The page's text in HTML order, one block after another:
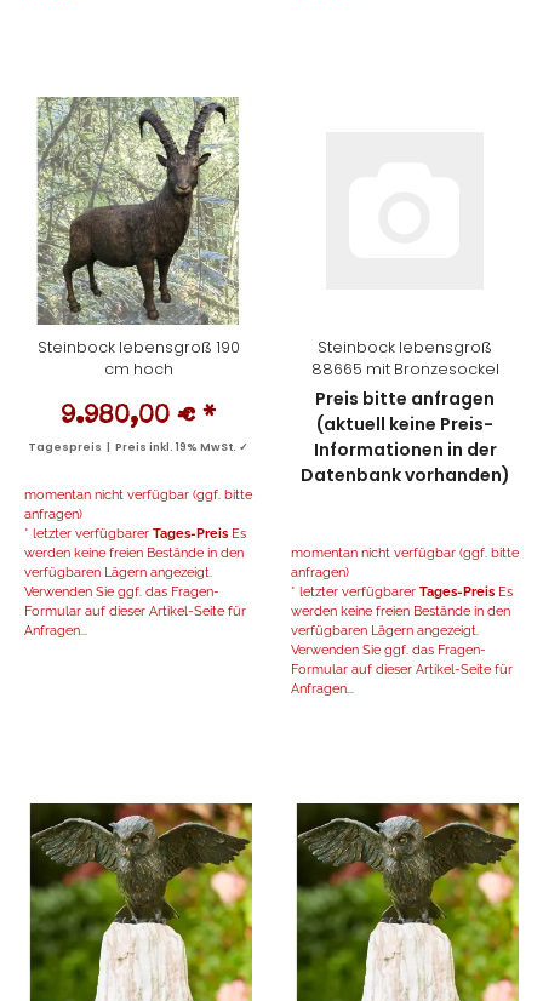
Steinbock lebensgroß 190
cm hoch
9.980,00 € *
Tagespreis | Preis inkl. 19% MwSt. ✓
momentan nicht verfügbar (ggf. bitte
anfragen)
* letzter verfügbarer Tages-Preis Es
werden keine freien Bestände in den
verfügbaren Lägern angezeigt.
Verwenden Sie ggf. das Fragen-
Formular auf dieser Artikel-Seite für
Anfragen...
Steinbock lebensgroß
88665 mit Bronzesockel
Preis bitte anfragen
(aktuell keine Preis-
Informationen in der
Datenbank vorhanden)
momentan nicht verfügbar (ggf. bitte
anfragen)
* letzter verfügbarer Tages-Preis Es
werden keine freien Bestände in den
verfügbaren Lägern angezeigt.
Verwenden Sie ggf. das Fragen-
Formular auf dieser Artikel-Seite für
Anfragen...